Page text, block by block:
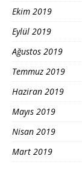
Ekim 2019
Eylül 2019
Ağustos 2019
Temmuz 2019
Haziran 2019
Mayıs 2019
Nisan 2019
Mart 2019